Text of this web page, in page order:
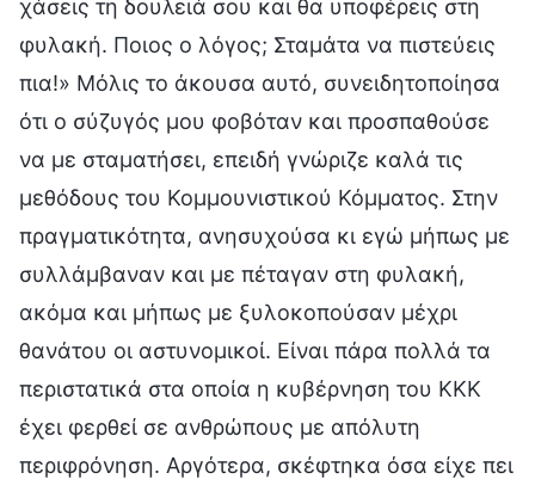
χάσεις τη δουλειά σου και θα υποφέρεις στη
φυλακή. Ποιος ο λόγος; Σταμάτα να πιστεύεις
πια!» Μόλις το άκουσα αυτό, συνειδητοποίησα
ότι ο σύζυγός μου φοβόταν και προσπαθούσε
να με σταματήσει, επειδή γνώριζε καλά τις
μεθόδους του Κομμουνιστικού Κόμματος. Στην
πραγματικότητα, ανησυχούσα κι εγώ μήπως με
συλλάμβαναν και με πέταγαν στη φυλακή,
ακόμα και μήπως με ξυλοκοπούσαν μέχρι
θανάτου οι αστυνομικοί. Είναι πάρα πολλά τα
περιστατικά στα οποία η κυβέρνηση του ΚΚΚ
έχει φερθεί σε ανθρώπους με απόλυτη
περιφρόνηση. Αργότερα, σκέφτηκα όσα είχε πει